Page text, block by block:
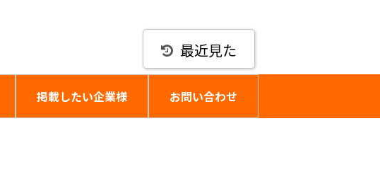
最近見た
掲載したい企業様 お問い合わせ